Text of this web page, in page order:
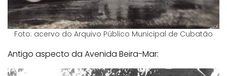
Foto: acervo do Arquivo Público Municipal de Cubatão
Antigo aspecto da Avenida Beira-Mar: